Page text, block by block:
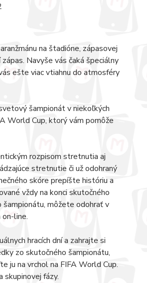
na štadióne, zápasovej
Navyše vás čaká špeciálny
ešte viac vtiahnu do atmosféry
šampionát v niekoľkých
World Cup, ktorý vám pomôže
rozpisom stretnutia aj
stretnutie či už odohraný
skóre prepíšte históriu a
vždy na konci skutočného
šampionátu, môžete odohrať v
on-line.
hracích dní a zahrajte si
zo skutočného šampionátu,
ju na vrchol na FIFA World Cup.
skupinovej fázy.